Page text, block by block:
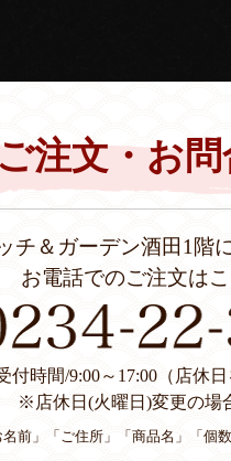
注文・お問
チ＆ガーデン酒田1階
お電話でのご注文は
付時間/9:00～17:00（店休
※店休日(火曜日)変更の場
前」「ご住所」「商品名」「個